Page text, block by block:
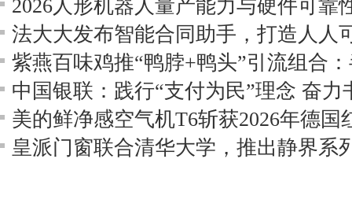
法大大发布智能合同助手，打造人人
中国银联：践行“支付为民”理念 奋力
皇派门窗联合清华大学，推出静界系